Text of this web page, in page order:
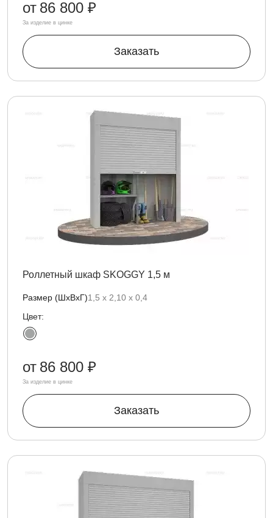
от 86 800 ₽
За изделие в цинке
Заказать
Роллетный шкаф SKOGGY 1,5 м
Размер (ШхВхГ)1,5 х 2,10 х 0,4
Цвет:
от 86 800 ₽
За изделие в цинке
Заказать